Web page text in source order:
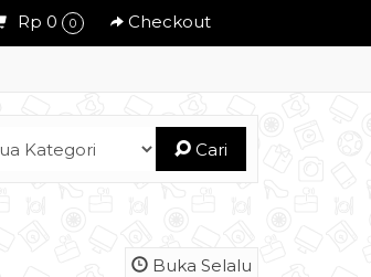
Rp 0 0 Checkout
Cari
Buka Selalu